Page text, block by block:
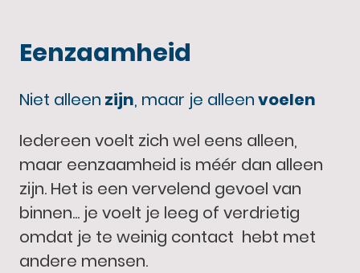
Eenzaamheid
Niet alleen zijn, maar je alleenvoelen
Iedereen voelt zich wel eens alleen,
maar eenzaamheid is méér dan alleen
zijn. Het is een vervelend gevoel van
binnen... je voelt je leeg of verdrietig
omdat je te weinig contact hebt met
andere mensen.